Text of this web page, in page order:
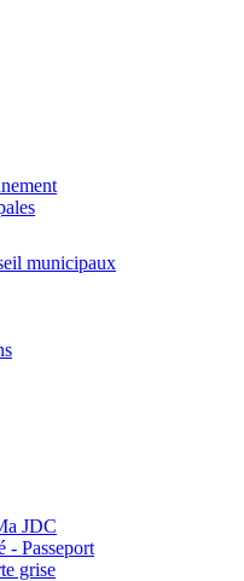
municipaux
JDC
- Passeport
grise